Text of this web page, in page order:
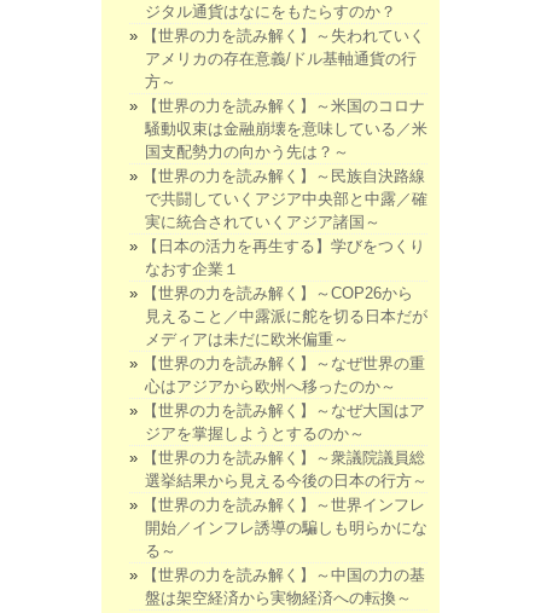
ジタル通貨はなにをもたらすのか？
【世界の力を読み解く】～失われていく
アメリカの存在意義/ドル基軸通貨の行
方～
【世界の力を読み解く】～米国のコロナ
騒動収束は金融崩壊を意味している／米
国支配勢力の向かう先は？～
【世界の力を読み解く】～民族自決路線
で共闘していくアジア中央部と中露／確
実に統合されていくアジア諸国～
【日本の活力を再生する】学びをつくり
なおす企業１
【世界の力を読み解く】～COP26から
見えること／中露派に舵を切る日本だが
メディアは未だに欧米偏重～
【世界の力を読み解く】～なぜ世界の重
心はアジアから欧州へ移ったのか～
【世界の力を読み解く】～なぜ大国はア
ジアを掌握しようとするのか～
【世界の力を読み解く】～衆議院議員総
選挙結果から見える今後の日本の行方～
【世界の力を読み解く】～世界インフレ
開始／インフレ誘導の騙しも明らかにな
る～
【世界の力を読み解く】～中国の力の基
盤は架空経済から実物経済への転換～